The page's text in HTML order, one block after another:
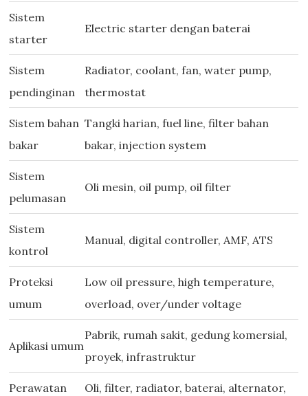
Sistem
starter
Electric starter dengan baterai
Sistem
pendinginan
Radiator, coolant, fan, water pump,
thermostat
Sistem bahan
bakar
Tangki harian, fuel line, filter bahan
bakar, injection system
Sistem
pelumasan
Oli mesin, oil pump, oil filter
Sistem
kontrol
Manual, digital controller, AMF, ATS
Proteksi
umum
Low oil pressure, high temperature,
overload, over/under voltage
Aplikasi umum
Pabrik, rumah sakit, gedung komersial,
proyek, infrastruktur
Perawatan
Oli, filter, radiator, baterai, alternator,